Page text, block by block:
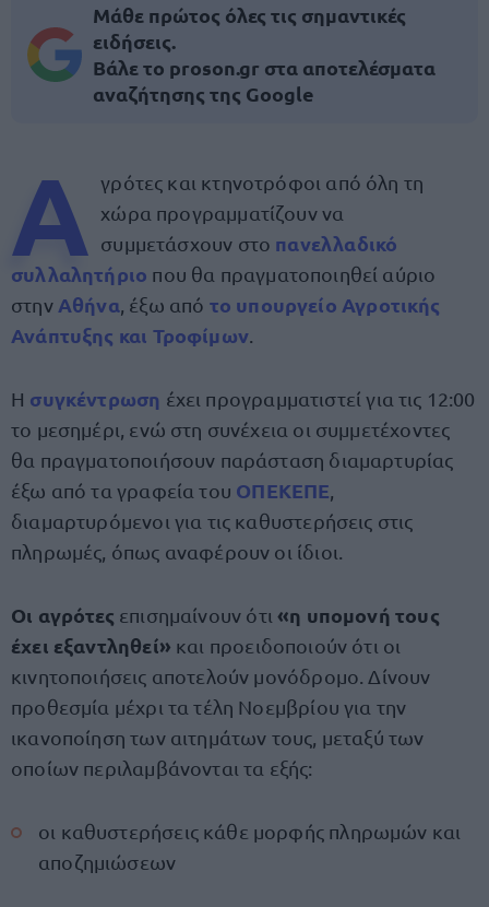
Μάθε πρώτος όλες τις σημαντικές
ειδήσεις.
Βάλε το proson.gr στα αποτελέσματα
αναζήτησης της Google
Α γρότες και κτηνοτρόφοι από όλη τη
χώρα προγραμματίζουν να
συμμετάσχουν στο πανελλαδικό
συλλαλητήριο που θα πραγματοποιηθεί αύριο
στην Αθήνα , έξω από το υπουργείο Αγροτικής
Ανάπτυξης και Τροφίμων.
Η συγκέντρωση έχει προγραμματιστεί για τις 12:00
το μεσημέρι, ενώ στη συνέχεια οι συμμετέχοντες
θα πραγματοποιήσουν παράσταση διαμαρτυρίας
έξω από τα γραφεία του ΟΠΕΚΕΠΕ
διαμαρτυρόμενοι για τις καθυστερήσεις στις
πληρωμές, όπως αναφέρουν οι ίδιοι.
Οι αγρότες επισημαίνουν ότι«η υπομονή τους
έχει εξαντληθεί» και προειδοποιούν ότι οι
κινητοποιήσεις αποτελούν μονόδρομο. Δίνουν
προθεσμία μέχρι τα τέλη Νοεμβρίου για την
ικανοποίηση των αιτημάτων τους, μεταξύ των
οποίων περιλαμβάνονται τα εξής:
οι καθυστερήσεις κάθε μορφής πληρωμών και
αποζημιώσεων